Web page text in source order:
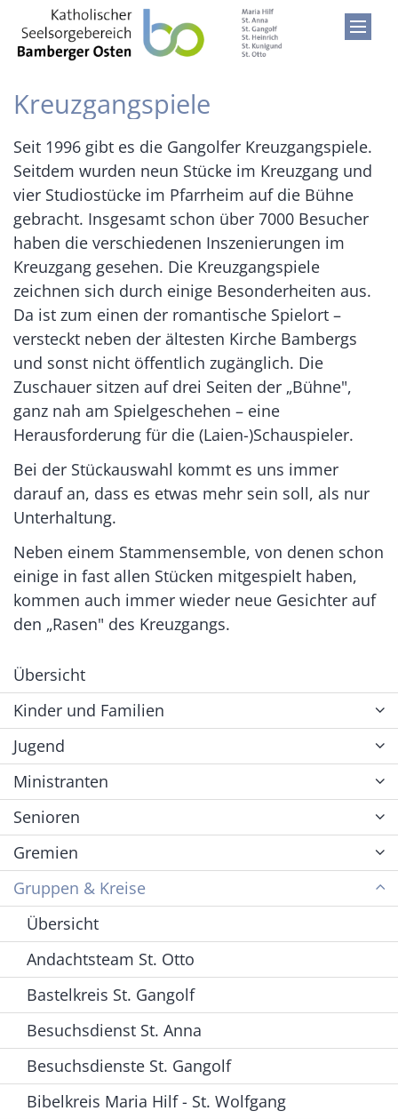
Zum Inhalt springen
Kreuzgangspiele
Seit 1996 gibt es die Gangolfer Kreuzgangspiele.
Seitdem wurden neun Stücke im Kreuzgang und
vier Studiostücke im Pfarrheim auf die Bühne
gebracht. Insgesamt schon über 7000 Besucher
haben die verschiedenen Inszenierungen im
Kreuzgang gesehen. Die Kreuzgangspiele
zeichnen sich durch einige Besonderheiten aus.
Da ist zum einen der romantische Spielort –
versteckt neben der ältesten Kirche Bambergs
und sonst nicht öffentlich zugänglich. Die
Zuschauer sitzen auf drei Seiten der „Bühne",
ganz nah am Spielgeschehen – eine
Herausforderung für die (Laien-)Schauspieler.
Bei der Stückauswahl kommt es uns immer
darauf an, dass es etwas mehr sein soll, als nur
Unterhaltung.
Neben einem Stammensemble, von denen schon
einige in fast allen Stücken mitgespielt haben,
kommen auch immer wieder neue Gesichter auf
den „Rasen" des Kreuzgangs.
Übersicht
Kinder und Familien
Jugend
Ministranten
Senioren
Gremien
Gruppen & Kreise
Übersicht
Andachtsteam St. Otto
Bastelkreis St. Gangolf
Besuchsdienst St. Anna
Besuchsdienste St. Gangolf
Bibelkreis Maria Hilf - St. Wolfgang